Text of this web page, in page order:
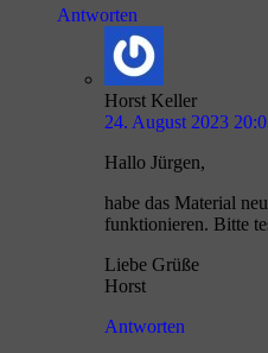
Antworten
Horst Keller
24. August 2023
Hallo Jürgen,
habe das Material
funktionieren. Bitte
Liebe Grüße
Horst
Antworten